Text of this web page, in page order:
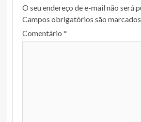
O seu endereço de e-mail não será
Campos obrigatórios são
Comentário *